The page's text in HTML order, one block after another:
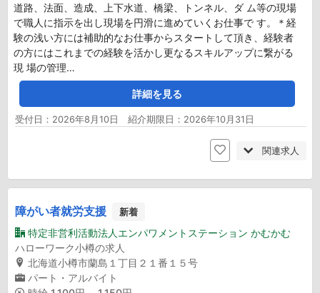
道路、法面、造成、上下水道、橋梁、トンネル、ダ ム等の現場
で職人に指示を出し現場を円滑に進めていくお仕事で す。＊経
験の浅い方には補助的なお仕事からスタートして頂き、経験者
の方にはこれまでの経験を活かし更なるスキルアップに繋がる
現 場の管理…
詳細を見る
受付日：2026年8月10日 紹介期限日：2026年10月31日
関連求人
障がい者就労支援 新着
特定非営利活動法人エンパワメントステーション かむかむ
ハローワーク小樽の求人
北海道小樽市蘭島１丁目２１番１５号
パート・アルバイト